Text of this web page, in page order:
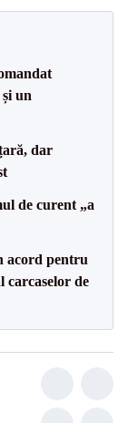
un
dar
de curent „a
acord pentru
de